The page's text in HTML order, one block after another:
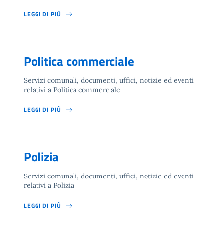
LEGGI DI PIÙ
Politica commerciale
Servizi comunali, documenti, uffici, notizie ed eventi
relativi a Politica commerciale
LEGGI DI PIÙ
Polizia
Servizi comunali, documenti, uffici, notizie ed eventi
relativi a Polizia
LEGGI DI PIÙ